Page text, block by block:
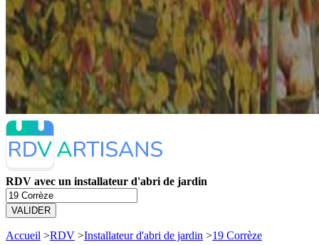
RDV avec un installateur d'abri de jardin
VALIDER
Accueil >RDV >Installateur d'abri de jardin >19 Corrèze